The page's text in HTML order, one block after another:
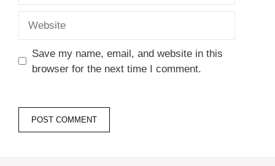
Save my name, email, and website in this
browser for the next time I comment.